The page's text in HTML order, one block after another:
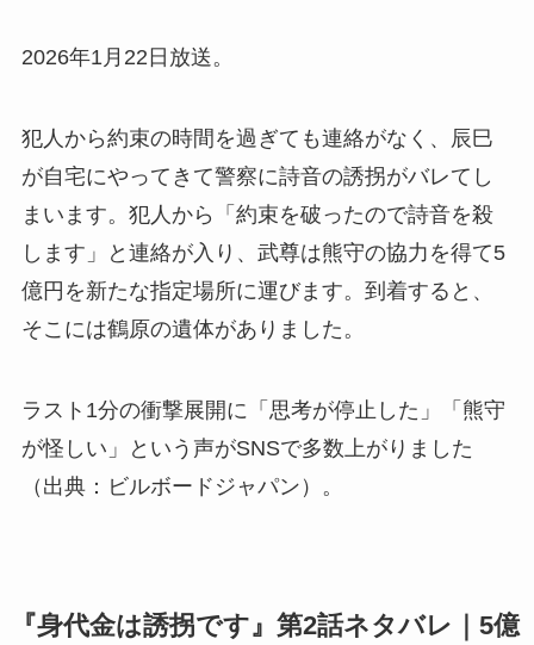
2026年1月22日放送。
犯人から約束の時間を過ぎても連絡がなく、辰巳
が自宅にやってきて警察に詩音の誘拐がバレてし
まいます。犯人から「約束を破ったので詩音を殺
します」と連絡が入り、武尊は熊守の協力を得て5
億円を新たな指定場所に運びます。到着すると、
そこには鶴原の遺体がありました。
ラスト1分の衝撃展開に「思考が停止した」「熊守
が怪しい」という声がSNSで多数上がりました
（出典：ビルボードジャパン）。
『身代金は誘拐です』第2話ネタバレ｜5億